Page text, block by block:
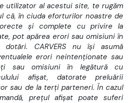
utilizator al acestui site, te rugăm
că, în ciuda eforturilor noastre de
și complete cu privire la
pot apărea erori sau omisiuni în
CARVERS nu își asumă
erori neintenționate sau
sau omisiuni în legătură cu
afișat, datorate preluării
sau de la terți parteneri. În cazul
prețul afișat poate suferi